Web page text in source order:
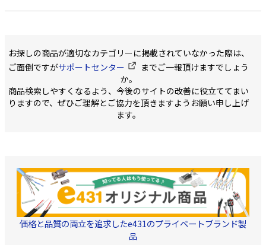
お探しの商品が適切なカテゴリーに掲載されていなかった際は、
ご面倒ですがサポートセンター
までご一報頂けますでしょう
か。
商品検索しやすくなるよう、今後のサイトの改善に役立ててまい
りますので、ぜひご理解とご協力を頂きますようお願い申し上げ
ます。
価格と品質の両立を追求したe431のプライベートブランド製
品